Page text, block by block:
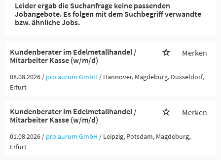
Leider ergab die Suchanfrage keine passenden
Jobangebote. Es folgen mit dem Suchbegriff verwandte
bzw. ähnliche Jobs.
Kundenberater im Edelmetallhandel /
Mitarbeiter Kasse (w/m/d)
Merken
08.08.2026 / pro aurum GmbH / Hannover, Magdeburg, Düsseldorf,
Erfurt
Kundenberater im Edelmetallhandel /
Mitarbeiter Kasse (w/m/d)
Merken
01.08.2026 / pro aurum GmbH / Leipzig, Potsdam, Magdeburg,
Erfurt